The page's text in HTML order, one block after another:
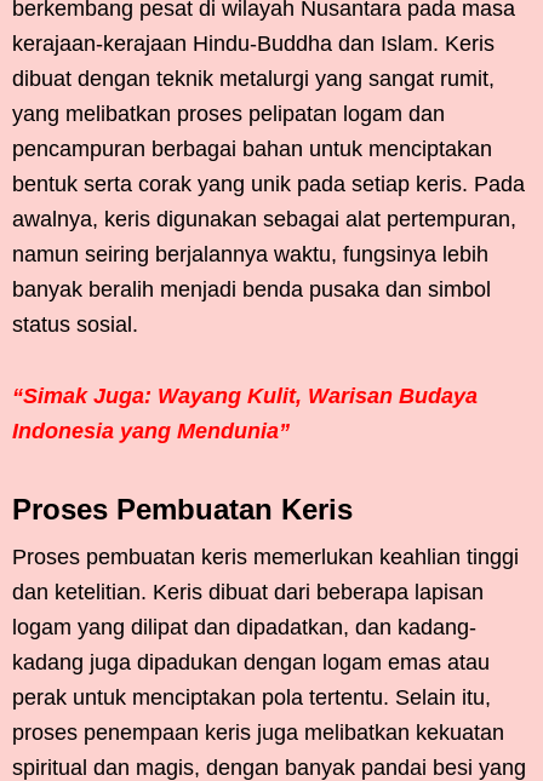
berkembang pesat di wilayah Nusantara pada masa
kerajaan-kerajaan Hindu-Buddha dan Islam. Keris
dibuat dengan teknik metalurgi yang sangat rumit,
yang melibatkan proses pelipatan logam dan
pencampuran berbagai bahan untuk menciptakan
bentuk serta corak yang unik pada setiap keris. Pada
awalnya, keris digunakan sebagai alat pertempuran,
namun seiring berjalannya waktu, fungsinya lebih
banyak beralih menjadi benda pusaka dan simbol
status sosial.
“Simak Juga: Wayang Kulit, Warisan Budaya
Indonesia yang Mendunia”
Proses Pembuatan Keris
Proses pembuatan keris memerlukan keahlian tinggi
dan ketelitian. Keris dibuat dari beberapa lapisan
logam yang dilipat dan dipadatkan, dan kadang-
kadang juga dipadukan dengan logam emas atau
perak untuk menciptakan pola tertentu. Selain itu,
proses penempaan keris juga melibatkan kekuatan
spiritual dan magis, dengan banyak pandai besi yang